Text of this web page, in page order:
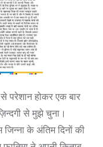
परेशान होकर एक बार
से मुझे चुना।
के अंतिम दिनों की